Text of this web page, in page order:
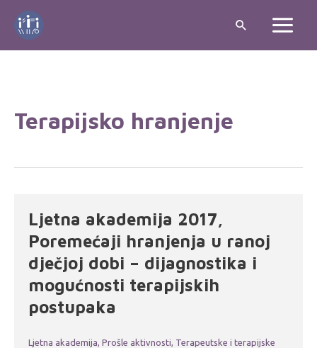
Search
Main
Terapijsko hranjenje
Ljetna akademija 2017,
Poremećaji hranjenja u ranoj
dječjoj dobi – dijagnostika i
mogućnosti terapijskih
postupaka
Ljetna akademija Prošle aktivnosti Terapeutske i terapijske